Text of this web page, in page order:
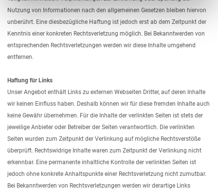
Nutzung von Informationen nach den allgemeinen Gesetzen bleiben hiervon
unberührt. Eine diesbezügliche Haftung ist jedoch erst ab dem Zeitpunkt der
Kenntnis einer konkreten Rechtsverletzung möglich. Bei Bekanntwerden von
entsprechenden Rechtsverletzungen werden wir diese Inhalte umgehend
entfernen.
Haftung für Links
Unser Angebot enthält Links zu externen Webseiten Dritter, auf deren Inhalte
wir keinen Einfluss haben. Deshalb können wir für diese fremden Inhalte auch
keine Gewähr übernehmen. Für die Inhalte der verlinkten Seiten ist stets der
jeweilige Anbieter oder Betreiber der Seiten verantwortlich. Die verlinkten
Seiten wurden zum Zeitpunkt der Verlinkung auf mögliche Rechtsverstöße
überprüft. Rechtswidrige Inhalte waren zum Zeitpunkt der Verlinkung nicht
erkennbar. Eine permanente inhaltliche Kontrolle der verlinkten Seiten ist
jedoch ohne konkrete Anhaltspunkte einer Rechtsverletzung nicht zumutbar.
Bei Bekanntwerden von Rechtsverletzungen werden wir derartige Links